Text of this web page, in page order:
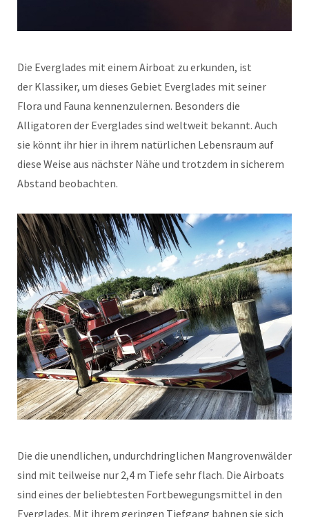
Die Everglades mit einem Airboat zu erkunden, ist
der Klassiker, um dieses Gebiet Everglades mit seiner
Flora und Fauna kennenzulernen. Besonders die
Alligatoren der Everglades sind weltweit bekannt. Auch
sie könnt ihr hier in ihrem natürlichen Lebensraum auf
diese Weise aus nächster Nähe und trotzdem in sicherem
Abstand beobachten.
Die die unendlichen, undurchdringlichen Mangrovenwälder
sind mit teilweise nur 2,4 m Tiefe sehr flach. Die Airboats
sind eines der beliebtesten Fortbewegungsmittel in den
Everglades. Mit ihrem geringen Tiefgang bahnen sie sich